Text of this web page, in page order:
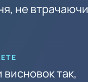
не втрачаючи
так,